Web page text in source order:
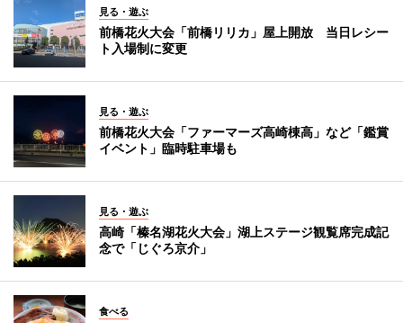
見る・遊ぶ
前橋花火大会「前橋リリカ」屋上開放 当日レシー
ト入場制に変更
見る・遊ぶ
前橋花火大会「ファーマーズ高崎棟高」など「鑑賞
イベント」臨時駐車場も
見る・遊ぶ
高崎「榛名湖花火大会」湖上ステージ観覧席完成記
念で「じぐろ京介」
食べる